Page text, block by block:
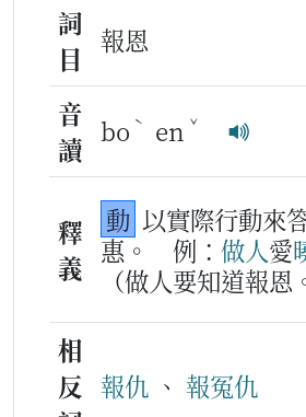
詞
目
報恩
音
讀
bo ˋ en ˇ
釋
義
動 以實際行動來
惠。
例： 做人愛
（做人要知道報恩
相
反 報仇 、 報冤仇